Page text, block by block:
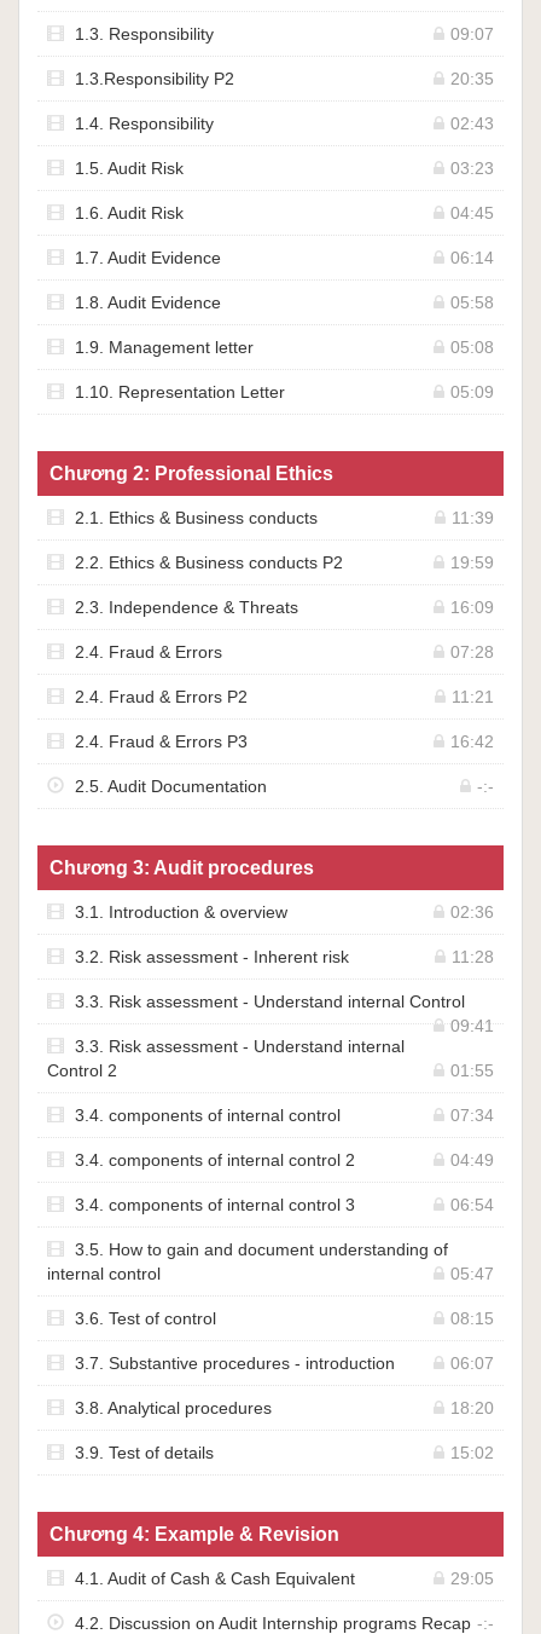
1.3. Responsibility 09:07
1.3.Responsibility P2 20:35
1.4. Responsibility 02:43
1.5. Audit Risk 03:23
1.6. Audit Risk 04:45
1.7. Audit Evidence 06:14
1.8. Audit Evidence 05:58
1.9. Management letter 05:08
1.10. Representation Letter 05:09
Chương 2: Professional Ethics
2.1. Ethics & Business conducts 11:39
2.2. Ethics & Business conducts P2 19:59
2.3. Independence & Threats 16:09
2.4. Fraud & Errors 07:28
2.4. Fraud & Errors P2 11:21
2.4. Fraud & Errors P3 16:42
2.5. Audit Documentation -:-
Chương 3: Audit procedures
3.1. Introduction & overview 02:36
3.2. Risk assessment - Inherent risk 11:28
3.3. Risk assessment - Understand internal Control
09:41
3.3. Risk assessment - Understand internal
Control 2
01:55
3.4. components of internal control 07:34
3.4. components of internal control 2 04:49
3.4. components of internal control 3 06:54
3.5. How to gain and document understanding of
internal control
05:47
3.6. Test of control 08:15
3.7. Substantive procedures - introduction 06:07
3.8. Analytical procedures 18:20
3.9. Test of details 15:02
Chương 4: Example & Revision
4.1. Audit of Cash & Cash Equivalent 29:05
4.2. Discussion on Audit Internship programs Recap -:-